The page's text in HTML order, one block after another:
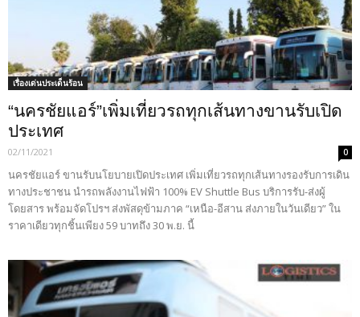
เรื่องเด่นประเด็นร้อน
“นครชัยแอร์”เพิ่มเที่ยวรถทุกเส้นทางขานรับเปิด
ประเทศ
02/11/2021 0
นครชัยแอร์ ขานรับนโยบายเปิดประเทศ เพิ่มเที่ยวรถทุกเส้นทางรองรับการเดิน
ทางประชาชน นำรถพลังงานไฟฟ้า 100% EV Shuttle Bus บริการรับ-ส่งผู้
โดยสาร พร้อมจัดโปรฯ ส่งพัสดุข้ามภาค “เหนือ-อีสาน ส่งภายในวันเดียว” ใน
ราคาเดียวทุกชิ้นเพียง 59 บาทถึง 30 พ.ย. นี้